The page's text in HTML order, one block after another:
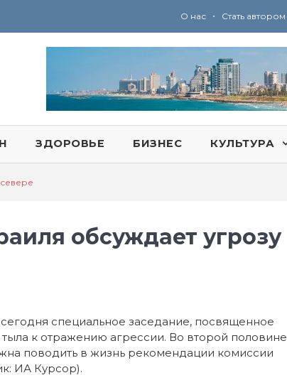
Ю
ридические услуги адвокатской коллегии «Эли Гервиц»: полное сопровождение на всех этапах
О нас • Стать автором
ЗДОРОВЬЕ БИЗНЕС КУЛЬТУРА
обсуждает угрозу
специальное заседание, посвященное
к отражению агрессии. Во второй половине
поводить в жизнь рекомендации комиссии
ИА Курсор).